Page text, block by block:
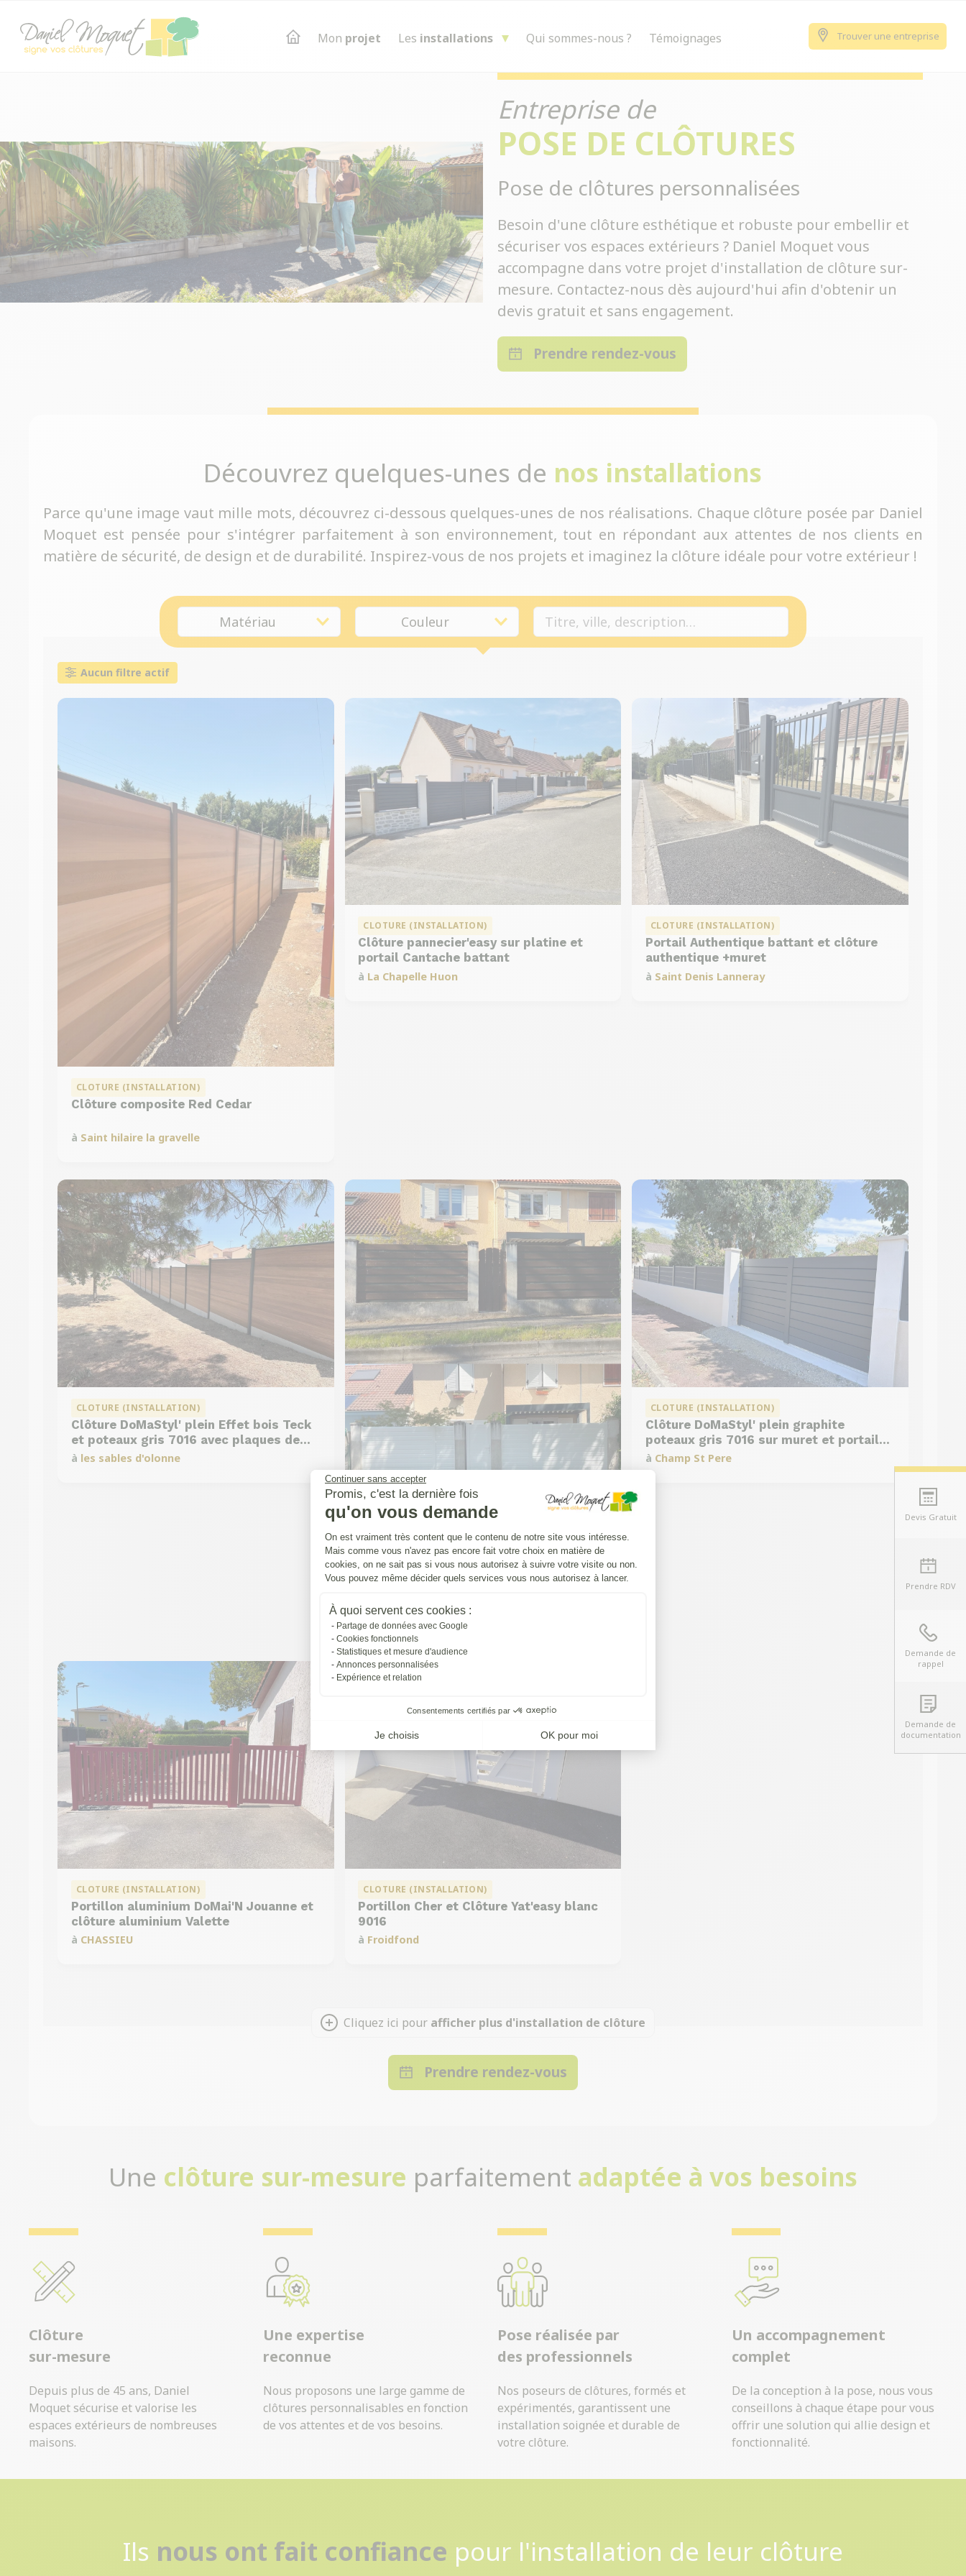
Continuer sans accepter
Promis, c'est la dernière fois
qu'on vous demande
Plateforme de Gestion du Consentement : Personnalisez vos Options
On est vraiment très content que le contenu de notre site vous intéresse.
Mais comme vous n'avez pas encore fait votre choix en matière de
cookies, on ne sait pas si vous nous autorisez à suivre votre visite ou non.
Vous pouvez même décider quels services vous nous autorisez à lancer.
À quoi servent ces cookies :
Partage de données avec Google
Cookies fonctionnels
Statistiques et mesure d'audience
Annonces personnalisées
Expérience et relation
Consentements certifiés par
Je choisis OK pour moi
Axeptio consent
Mon projet Les installations Qui sommes-nous ? Témoignages Trouver une entreprise
Entreprise de
POSE DE CLÔTURES
Pose de clôtures personnalisées
Besoin d'une clôture esthétique et robuste pour embellir et
sécuriser vos espaces extérieurs ? Daniel Moquet vous
accompagne dans votre projet d'installation de clôture sur-
mesure. Contactez-nous dès aujourd'hui afin d'obtenir un
devis gratuit et sans engagement.
Prendre rendez-vous
Découvrez quelques-unes de nos installations
Parce qu'une image vaut mille mots, découvrez ci-dessous quelques-unes de nos réalisations. Chaque clôture posée par Daniel
Moquet est pensée pour s'intégrer parfaitement à son environnement, tout en répondant aux attentes de nos clients en
matière de sécurité, de design et de durabilité. Inspirez-vous de nos projets et imaginez la clôture idéale pour votre extérieur !
Matériau Couleur
Aucun filtre actif
CLOTURE (INSTALLATION)
Clôture composite Red Cedar
à Saint hilaire la gravelle
CLOTURE (INSTALLATION)
Clôture pannecier'easy sur platine et
portail Cantache battant
à La Chapelle Huon
CLOTURE (INSTALLATION)
Portail Authentique battant et clôture
authentique +muret
à Saint Denis Lanneray
CLOTURE (INSTALLATION)
Clôture DoMaStyl' plein Effet bois Teck
et poteaux gris 7016 avec plaques de
soubassement béton
à les sables d'olonne
CLOTURE (INSTALLATION)
Pose d'une Clôture Yat'Easy avec un
St-priest
CLOTURE (INSTALLATION)
Clôture DoMaStyl' plein graphite
poteaux gris 7016 sur muret et portail
coulissant Classic Strong
à Champ St Pere
CLOTURE (INSTALLATION)
Portillon aluminium DoMai'N Jouanne et
clôture aluminium Valette
à CHASSIEU
CLOTURE (INSTALLATION)
Portillon Cher et Clôture Yat'easy blanc
9016
à Froidfond
Cliquez ici pour afficher plus d'installation de clôture
Prendre rendez-vous
Une clôture sur-mesure parfaitement adaptée à vos besoins
Clôture
sur-mesure
Depuis plus de 45 ans, Daniel
Moquet sécurise et valorise les
espaces extérieurs de nombreuses
maisons.
Une expertise
reconnue
Nous proposons une large gamme de
clôtures personnalisables en fonction
de vos attentes et de vos besoins.
Pose réalisée par
des professionnels
Nos poseurs de clôtures, formés et
expérimentés, garantissent une
installation soignée et durable de
votre clôture.
Un accompagnement
complet
De la conception à la pose, nous vous
conseillons à chaque étape pour vous
offrir une solution qui allie design et
fonctionnalité.
Ils nous ont fait confiance pour l'installation de leur clôture
Devis Gratuit
Prendre RDV
Demande de
rappel
Demande de
documentation